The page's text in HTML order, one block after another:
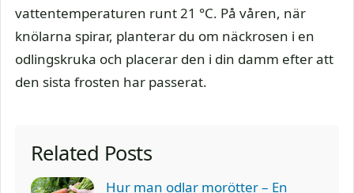
vattentemperaturen runt 21 °C. På våren, när
knölarna spirar, planterar du om näckrosen i en
odlingskruka och placerar den i din damm efter att
den sista frosten har passerat.
Related Posts
Hur man odlar morötter – En